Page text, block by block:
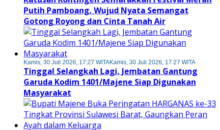
Putih Pamboang, Wujud Nyata Semangat
Gotong Royong dan Cinta Tanah Air
Kamis, 30 Juli 2026, 17:27 WITAKamis, 30 Juli 2026, 17:27 WITA
Tinggal Selangkah Lagi, Jembatan Gantung
Garuda Kodim 1401/Majene Siap Digunakan
Masyarakat